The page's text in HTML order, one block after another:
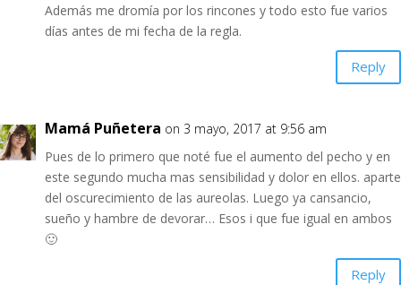
Además me dromía por los rincones y todo esto fue varios
días antes de mi fecha de la regla.
Reply
Mamá Puñetera on 3 mayo, 2017 at 9:56 am
Pues de lo primero que noté fue el aumento del pecho y en
este segundo mucha mas sensibilidad y dolor en ellos. aparte
del oscurecimiento de las aureolas. Luego ya cansancio,
sueño y hambre de devorar… Esos i que fue igual en ambos
🙂
Reply